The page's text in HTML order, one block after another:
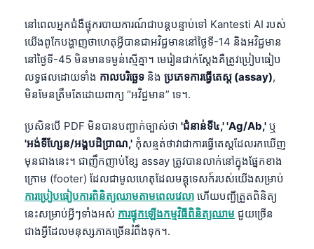
នៅពេលអ្នកជំងឺផ្ទុករបាយការណ៍ជាបន្តបន្ទាប់ទៅ Kantesti AI របស់
យើងពូកែបង្ហាញថាហេតុអ្វីបានជាអវិជ្ជមាននៅថ្ងៃទី-14 និងអវិជ្ជមាន
នៅថ្ងៃទី-45 មិនមានទម្ងន់ស្មើគ្នា។ មេរៀនជាក់ស្តែងគឺត្រូវប្រៀបធៀប
លទ្ធផលដោយទាំង កាលបរិច្ឆេទ និង ប្រភេទការធ្វើតេស្ត (assay),
មិនមែនត្រឹមតែដោយពាក្យ “អវិជ្ជមាន” ទេ។.
ប្រសិនបើ PDF មិនបានបញ្ជាក់ច្បាស់ថា 'ជំនាន់ទី៤,' 'Ag/Ab,' ឬ
'អង់ទីហ្សែន/អង្គបដិប្រាណ,' កុំសន្មត់ថាវាជាការធ្វើតេស្តដែលរកឃើញ
មុនជាងនេះ។ ជាញឹកញាប់ខ្សែ assay ត្រូវបានលាក់នៅក្នុងផ្នែកខាង
ក្រោម (footer) ដែលជាមូលហេតុដែលមគ្គុទេសក៍របស់យើងសម្រាប់
ការប្រៀបធៀបការពិនិត្យឈាមតាមពេលវេលា ហើយបញ្ជីត្រួតពិនិត្យ
នេះសម្រាប់អ្វីៗទាំងអស់ ការផ្ទុកឡើងកម្មវិធីពិនិត្យឈាម ជួយច្រើន
ជាងអ្វីដែលមនុស្សភាគច្រើនរំពឹងទុក។.